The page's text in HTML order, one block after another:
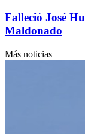
Falleció José
Maldonado
Más noticias